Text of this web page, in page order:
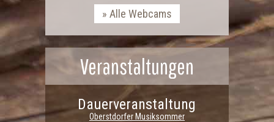
Alle Webcams
Veranstaltungen
Dauerveranstaltung
Oberstdorfer Musiksommer